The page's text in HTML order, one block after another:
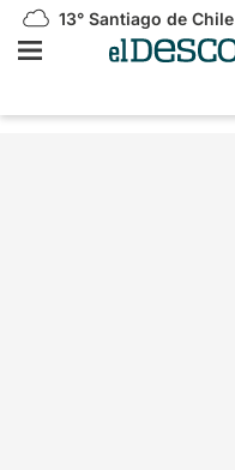
13° Santiago de Chile